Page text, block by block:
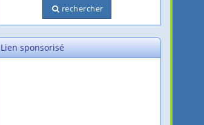
rechercher
Lien sponsorisé